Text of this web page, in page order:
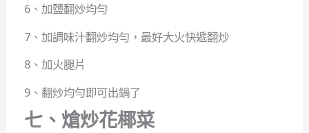
6、加鹽翻炒均勻
7、加調味汁翻炒均勻，最好大火快遞翻炒
8、加火腿片
9、翻炒均勻即可出鍋了
七、熗炒花椰菜